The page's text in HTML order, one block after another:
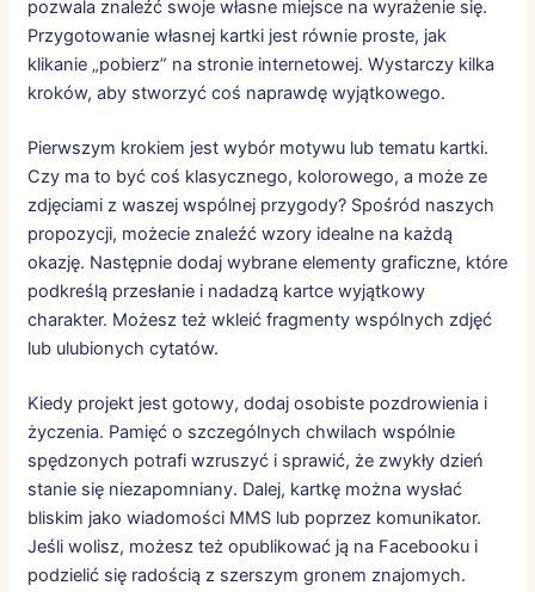
pozwala znaleźć swoje własne miejsce na wyrażenie się.
Przygotowanie własnej kartki jest równie proste, jak
klikanie „pobierz” na stronie internetowej. Wystarczy kilka
kroków, aby stworzyć coś naprawdę wyjątkowego.
Pierwszym krokiem jest wybór motywu lub tematu kartki.
Czy ma to być coś klasycznego, kolorowego, a może ze
zdjęciami z waszej wspólnej przygody? Spośród naszych
propozycji, możecie znaleźć wzory idealne na każdą
okazję. Następnie dodaj wybrane elementy graficzne, które
podkreślą przesłanie i nadadzą kartce wyjątkowy
charakter. Możesz też wkleić fragmenty wspólnych zdjęć
lub ulubionych cytatów.
Kiedy projekt jest gotowy, dodaj osobiste pozdrowienia i
życzenia. Pamięć o szczególnych chwilach wspólnie
spędzonych potrafi wzruszyć i sprawić, że zwykły dzień
stanie się niezapomniany. Dalej, kartkę można wysłać
bliskim jako wiadomości MMS lub poprzez komunikator.
Jeśli wolisz, możesz też opublikować ją na Facebooku i
podzielić się radością z szerszym gronem znajomych.